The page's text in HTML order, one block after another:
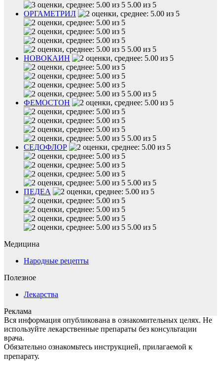
5.00 из 5
ОРГАМЕТРИЛ
5.00 из 5
НОВОКАИН
5.00 из 5
ФЕМОСТОН
5.00 из 5
СЕДОФЛОР
5.00 из 5
ПЕДЕА
5.00 из 5
Медицина
Народные рецепты
Полезное
Лекарства
Реклама
Вся информация опубликована в ознакомительных целях. Не
используйте лекарственные препараты без консультации
врача.
Обязательно ознакомьтесь инструкцией, прилагаемой к
препарату.